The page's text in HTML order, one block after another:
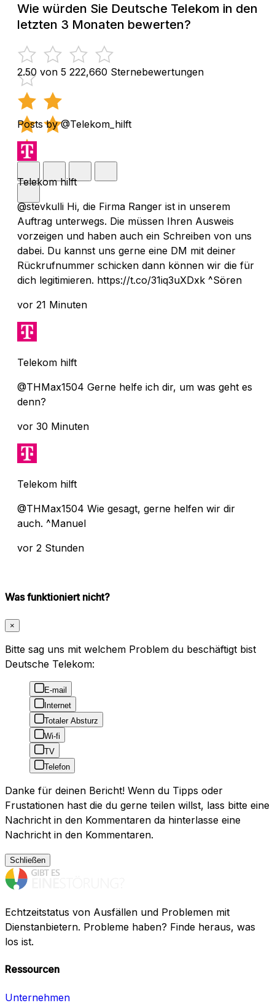
Wie würden Sie Deutsche Telekom in den
letzten 3 Monaten bewerten?
2.50 von 5 222,660 Sternebewertungen
Posts by @Telekom_hilft
Telekom hilft
@stevkulli Hi, die Firma Ranger ist in unserem
Auftrag unterwegs. Die müssen Ihren Ausweis
vorzeigen und haben auch ein Schreiben von uns
dabei. Du kannst uns gerne eine DM mit deiner
Rückrufnummer schicken dann können wir die für
dich legitimieren. https://t.co/31iq3uXDxk ^Sören
vor 21 Minuten
Telekom hilft
@THMax1504 Gerne helfe ich dir, um was geht es
denn?
vor 30 Minuten
Telekom hilft
@THMax1504 Wie gesagt, gerne helfen wir dir
auch. ^Manuel
vor 2 Stunden
Was funktioniert nicht?
×
Bitte sag uns mit welchem Problem du beschäftigt bist
Deutsche Telekom:
E-mail
Internet
Totaler Absturz
Wi-fi
TV
Telefon
Danke für deinen Bericht! Wenn du Tipps oder
Frustationen hast die du gerne teilen willst, lass bitte eine
Nachricht in den Kommentaren da hinterlasse eine
Nachricht in den Kommentaren.
Schließen
Echtzeitstatus von Ausfällen und Problemen mit
Dienstanbietern. Probleme haben? Finde heraus, was
los ist.
Ressourcen
Unternehmen